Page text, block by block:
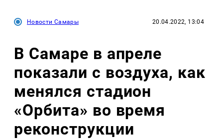
Новости Самары 20.04.2022, 13:04
В Самаре в апреле
показали с воздуха, как
менялся стадион
«Орбита» во время
реконструкции